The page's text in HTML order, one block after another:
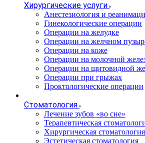
Хирургические услуги
Анестезиология и
Гинекологические операции
Операции на желудке
Операции на желчном
Операции на коже
Операции на молочной
Операции на щитовидной
Операции при грыжах
Проктологические операции
Стоматология
Лечение зубов «во сне»
Терапевтическая
Хирургическая стоматология
Эстетическая стоматология